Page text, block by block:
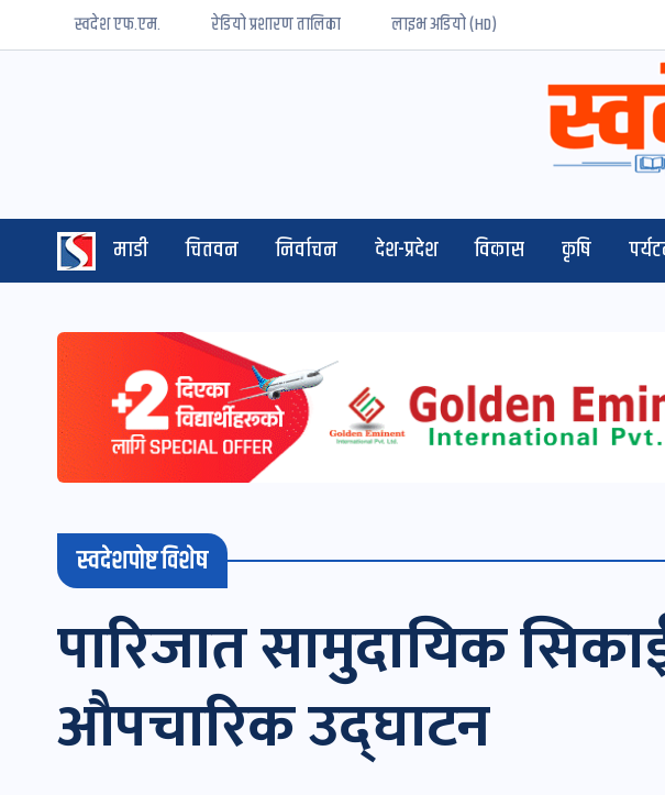
स्वदेश एफ.एम. रेडियो प्रशारण तालिका लाइभ अडियो (HD)
माडी चितवन निर्वाचन देश-प्रदेश विकास कृषि
स्वदेशपोष्ट विशेष
पारिजात सामुदायिक
औपचारिक उद्घाटन